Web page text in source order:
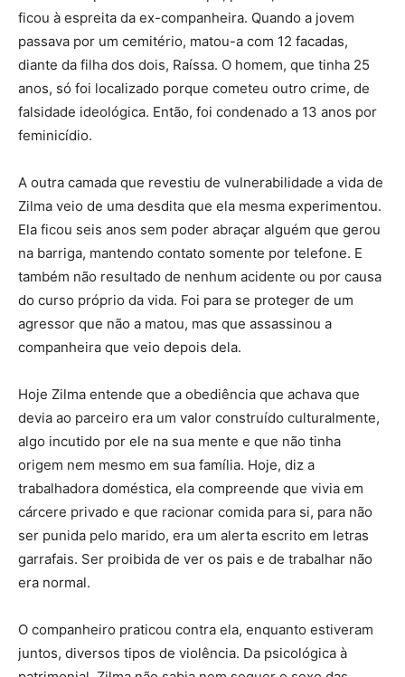
ficou à espreita da ex-companheira. Quando a jovem
passava por um cemitério, matou-a com 12 facadas,
diante da filha dos dois, Raíssa. O homem, que tinha 25
anos, só foi localizado porque cometeu outro crime, de
falsidade ideológica. Então, foi condenado a 13 anos por
feminicídio.
A outra camada que revestiu de vulnerabilidade a vida de
Zilma veio de uma desdita que ela mesma experimentou.
Ela ficou seis anos sem poder abraçar alguém que gerou
na barriga, mantendo contato somente por telefone. E
também não resultado de nenhum acidente ou por causa
do curso próprio da vida. Foi para se proteger de um
agressor que não a matou, mas que assassinou a
companheira que veio depois dela.
Hoje Zilma entende que a obediência que achava que
devia ao parceiro era um valor construído culturalmente,
algo incutido por ele na sua mente e que não tinha
origem nem mesmo em sua família. Hoje, diz a
trabalhadora doméstica, ela compreende que vivia em
cárcere privado e que racionar comida para si, para não
ser punida pelo marido, era um alerta escrito em letras
garrafais. Ser proibida de ver os pais e de trabalhar não
era normal.
O companheiro praticou contra ela, enquanto estiveram
juntos, diversos tipos de violência. Da psicológica à